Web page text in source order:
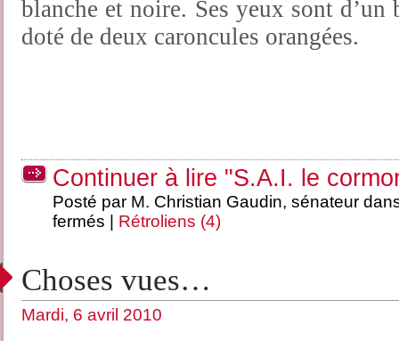
blanche et noire. Ses yeux sont
doté de deux caroncules orangées.
Continuer à lire "S.A.I. le
Posté par M. Christian Gaudin, sénateur
fermés
Rétroliens (4)
Choses vues…
Mardi, 6 avril 2010